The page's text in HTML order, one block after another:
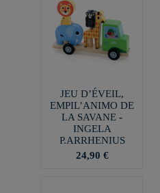
JEU D’ÉVEIL,
EMPIL’ANIMO DE
LA SAVANE -
INGELA
P.ARRHENIUS
24,90 €